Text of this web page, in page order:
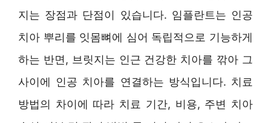
지는 장점과 단점이 있습니다. 임플란트는 인공
치아 뿌리를 잇몸뼈에 심어 독립적으로 기능하게
하는 반면, 브릿지는 인근 건강한 치아를 깎아 그
사이에 인공 치아를 연결하는 방식입니다. 치료
방법의 차이에 따라 치료 기간, 비용, 주변 치아